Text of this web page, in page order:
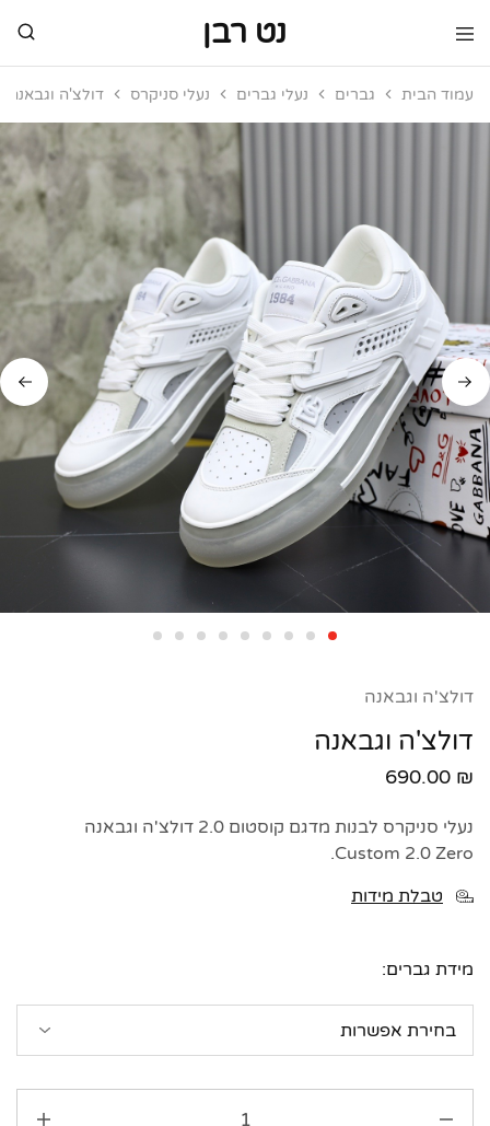
נט רבן
נט
מותגי
מותגי
עמוד הבית גברים נעלי גברים נעלי סניקרס דולצ'ה וגבאנה
דולצ'ה וגבאנה
דולצ'ה וגבאנה
690.00 ₪
נעלי סניקרס לבנות מדגם קוסטום 2.0 דולצ'ה וגבאנה
Custom 2.0 Zero.
טבלת מידות
מידת גברים: